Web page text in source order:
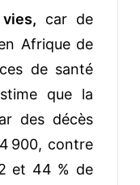
car de
Afrique de
de santé
que la
des décès
900, contre
et 44 % de